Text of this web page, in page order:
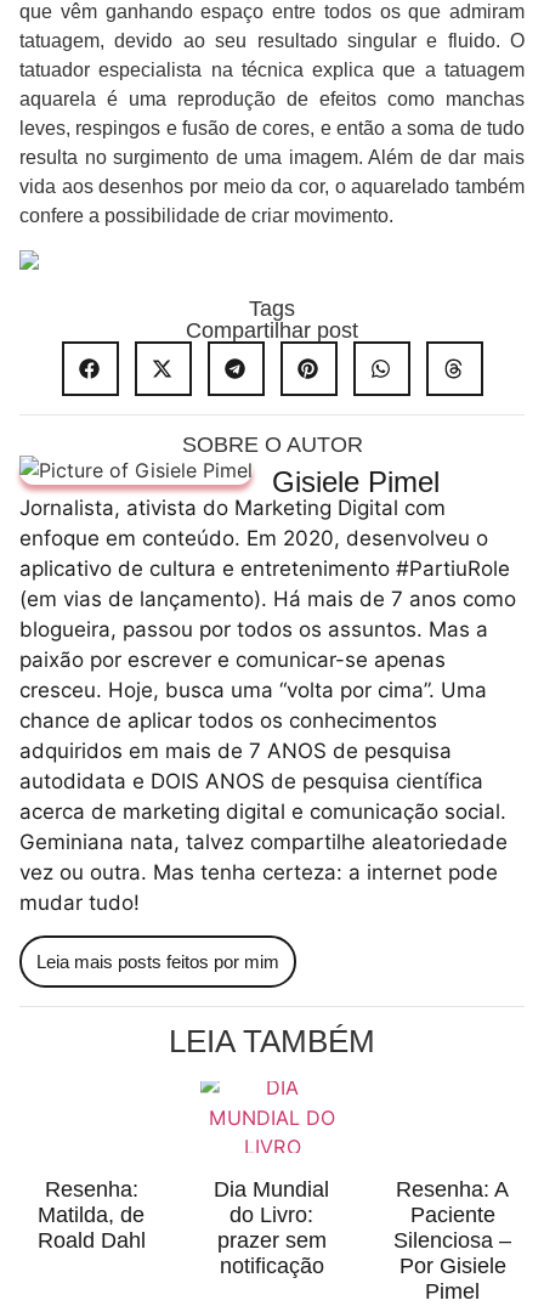
que vêm ganhando espaço entre todos os que admiram
tatuagem, devido ao seu resultado singular e fluido. O
tatuador especialista na técnica explica que a tatuagem
aquarela é uma reprodução de efeitos como manchas
leves, respingos e fusão de cores, e então a soma de tudo
resulta no surgimento de uma imagem. Além de dar mais
vida aos desenhos por meio da cor, o aquarelado também
confere a possibilidade de criar movimento.
Tags
Compartilhar post
SOBRE O AUTOR
Gisiele Pimel
Jornalista, ativista do Marketing Digital com
enfoque em conteúdo. Em 2020, desenvolveu o
aplicativo de cultura e entretenimento #PartiuRole
(em vias de lançamento). Há mais de 7 anos como
blogueira, passou por todos os assuntos. Mas a
paixão por escrever e comunicar-se apenas
cresceu. Hoje, busca uma “volta por cima”. Uma
chance de aplicar todos os conhecimentos
adquiridos em mais de 7 ANOS de pesquisa
autodidata e DOIS ANOS de pesquisa científica
acerca de marketing digital e comunicação social.
Geminiana nata, talvez compartilhe aleatoriedade
vez ou outra. Mas tenha certeza: a internet pode
mudar tudo!
Leia mais posts feitos por mim
LEIA TAMBÉM
Resenha:
Matilda, de
Roald Dahl
Dia Mundial
do Livro:
prazer sem
notificação
Resenha: A
Paciente
Silenciosa –
Por Gisiele
Pimel